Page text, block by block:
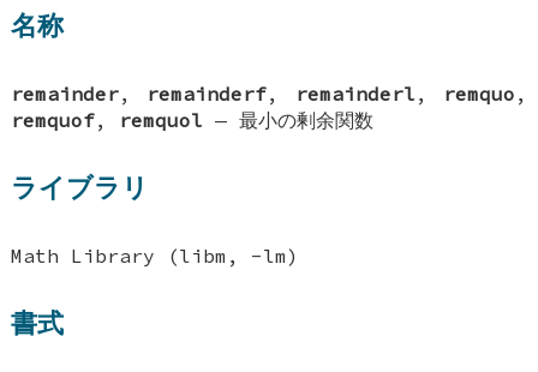
名称
remainder, remainderf, remainderl , remquo ,
remquof, remquol —最小の剰余関数
ライブラリ
Math Library (libm, -lm)
書式